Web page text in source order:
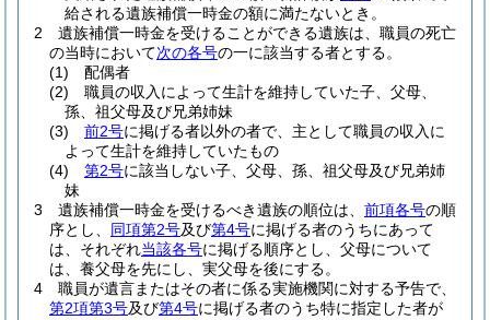
給される遺族補償一時金の額に満たないとき。
2
遺族補償一時金を受けることができる遺族は、職員の死亡
の当時において次の各号の一に該当する者とする。
(1)
配偶者
(2)
職員の収入によって生計を維持していた子、父母、
孫、祖父母及び兄弟姉妹
(3)
前2号に掲げる者以外の者で、主として職員の収入に
よって生計を維持していたもの
(4)
第2号に該当しない子、父母、孫、祖父母及び兄弟姉
妹
3
遺族補償一時金を受けるべき遺族の順位は、 前項各号の順
序とし、 同項第2号及び第4号に掲げる者のうちにあって
は、それぞれ当該各号に掲げる順序とし、父母について
は、養父母を先にし、実父母を後にする。
4
職員が遺言またはその者に係る実施機関に対する予告で、
第2項第3号及び第4号に掲げる者のうち特に指定した者が